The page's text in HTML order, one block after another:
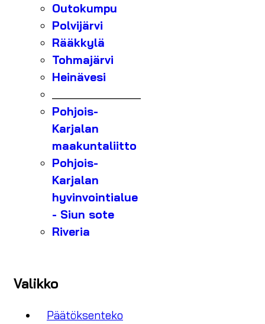
Outokumpu
Polvijärvi
Rääkkylä
Tohmajärvi
Heinävesi
Pohjois-
Karjalan
maakuntaliitto
Pohjois-
Karjalan
hyvinvointialue
- Siun sote
Riveria
Valikko
Päätöksenteko